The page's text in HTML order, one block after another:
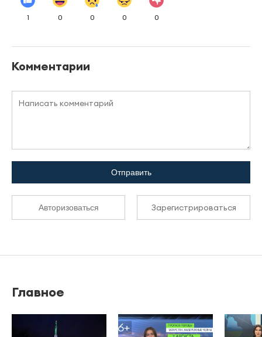
1 0 0 0 0
Комментарии
Отправить
Авторизоваться Зарегистрироваться
Главное